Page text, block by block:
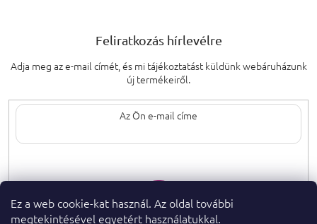
Ez a web cookie-kat használ. Az oldal további
megtekintésével egyetért használatukkal.
Feliratkozás hírlevélre
Adja meg az e-mail címét, és mi tájékoztatást küldünk webáruházunk
új termékeiről.